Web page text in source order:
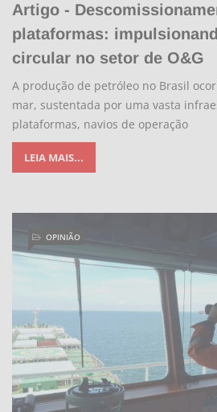
Artigo -
plataformas:
circular no setor de O&G
A produção de petróleo no Brasil
mar, sustentada por uma vasta
plataformas, navios de operação
LEIA MAIS...
OPINIÃO